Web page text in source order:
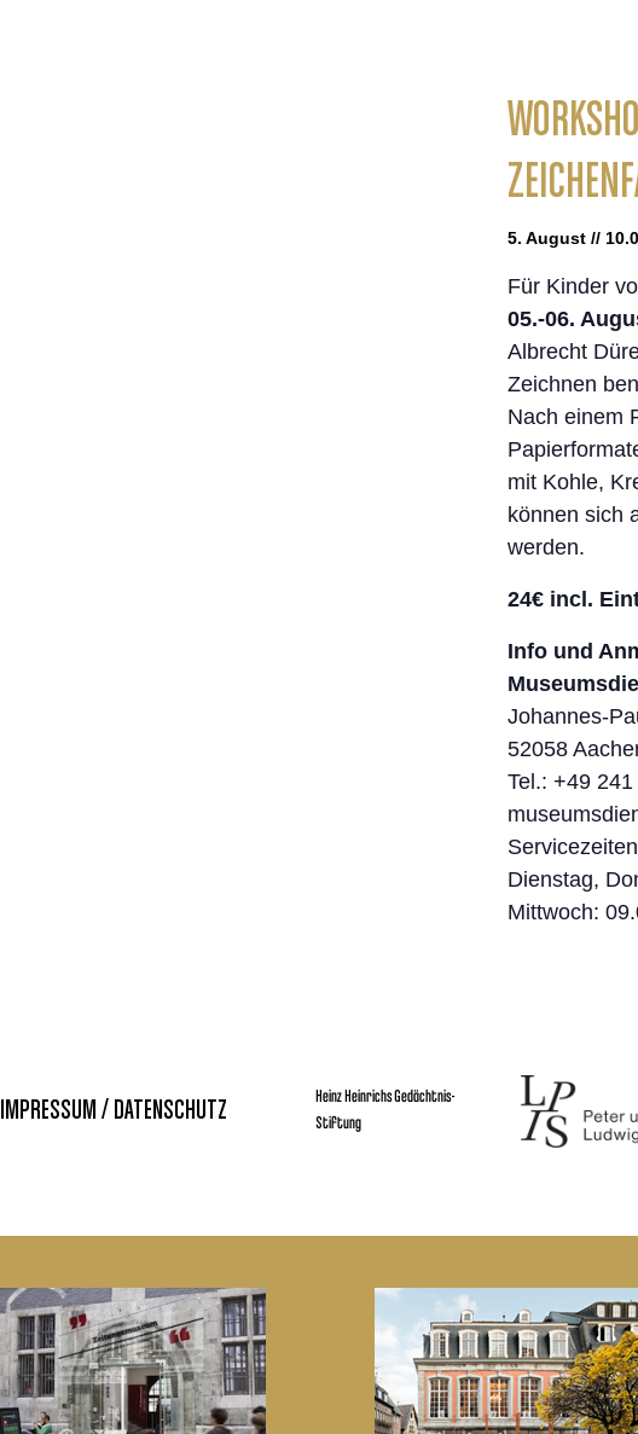
5. August //
Für Kinder
05.-06.
Albrecht
Zeichnen
Nach einem
mit Kohle,
können sich
werden.
24€ incl.
Info und
Johannes-
52058
Tel.: +49
Dienstag,
Mittwoch:
IMPRESSUM / DATENSCHUTZ
Heinz Heinrichs Gedächtnis-
Stiftung